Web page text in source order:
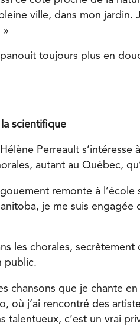
ville, dans mon jardin.
»
toujours plus en
scientifique
Perreault s’intéresse
autant au Québec,
remonte à l’école
je me suis engagée
les chorales,
public.
chansons que je chante
où j’ai rencontré des
talentueux, c’est un vrai